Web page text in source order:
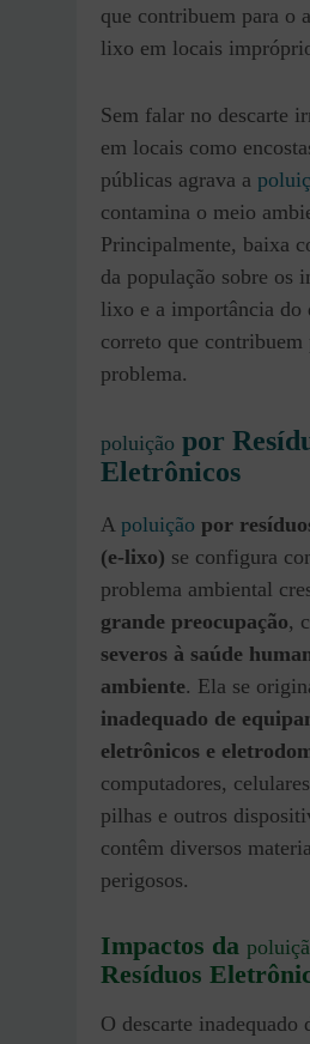
que contribuem para o
lixo em locais
Sem falar no descarte
em locais como
públicas agrava a
contamina o meio
Principalmente, baixa
da população sobre os
lixo e a importância do
correto que contribuem
problema.
poluição por
Eletrônicos
A poluição por
(e-lixo) se configura
problema ambiental
grande preocupação,
severos à saúde
ambiente. Ela se
inadequado de
eletrônicos e
computadores,
pilhas e outros
contêm diversos
perigosos.
Impactos da
Resíduos
O descarte inadequado